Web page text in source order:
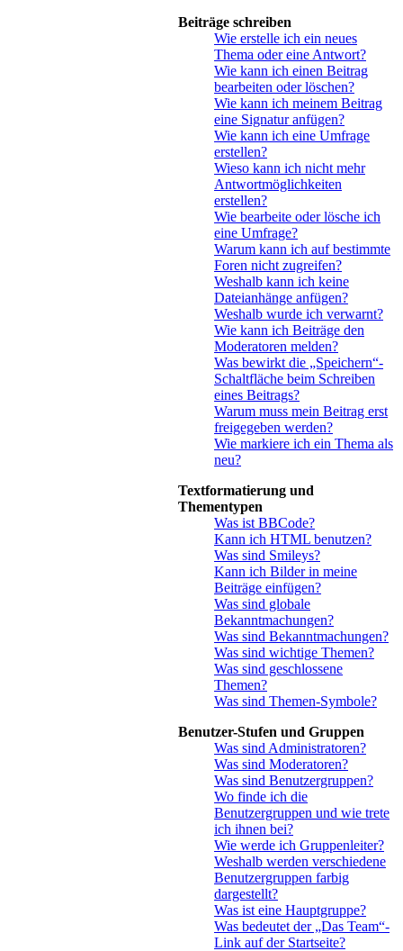
Beiträge schreiben
Wie erstelle ich ein neues
Thema oder eine Antwort?
Wie kann ich einen Beitrag
bearbeiten oder löschen?
Wie kann ich meinem Beitrag
eine Signatur anfügen?
Wie kann ich eine Umfrage
erstellen?
Wieso kann ich nicht mehr
Antwortmöglichkeiten
erstellen?
Wie bearbeite oder lösche ich
eine Umfrage?
Warum kann ich auf bestimmte
Foren nicht zugreifen?
Weshalb kann ich keine
Dateianhänge anfügen?
Weshalb wurde ich verwarnt?
Wie kann ich Beiträge den
Moderatoren melden?
Was bewirkt die „Speichern“-
Schaltfläche beim Schreiben
eines Beitrags?
Warum muss mein Beitrag erst
freigegeben werden?
Wie markiere ich ein Thema als
neu?
Textformatierung und
Thementypen
Was ist BBCode?
Kann ich HTML benutzen?
Was sind Smileys?
Kann ich Bilder in meine
Beiträge einfügen?
Was sind globale
Bekanntmachungen?
Was sind Bekanntmachungen?
Was sind wichtige Themen?
Was sind geschlossene
Themen?
Was sind Themen-Symbole?
Benutzer-Stufen und Gruppen
Was sind Administratoren?
Was sind Moderatoren?
Was sind Benutzergruppen?
Wo finde ich die
Benutzergruppen und wie trete
ich ihnen bei?
Wie werde ich Gruppenleiter?
Weshalb werden verschiedene
Benutzergruppen farbig
dargestellt?
Was ist eine Hauptgruppe?
Was bedeutet der „Das Team“-
Link auf der Startseite?